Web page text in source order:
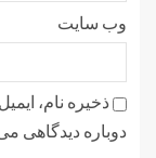
وب‌ سایت
ذخیره نام،
دوباره دیدگاهی